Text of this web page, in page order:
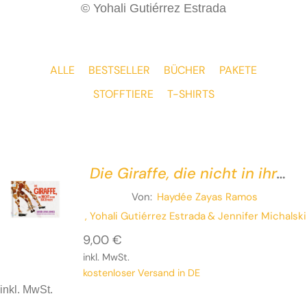
© Yohali Gutiérrez Estrada
ALLE BESTSELLER BÜCHER
PAKETE
STOFFTIERE
T-SHIRTS
Die Giraffe, die nicht in ihr
Buch passte
Von: Haydée Zayas Ramos
, Yohali Gutiérrez Estrada& Jennifer Michalski
9,00 €
inkl. MwSt.
kostenloser Versand in DE
inkl. MwSt.